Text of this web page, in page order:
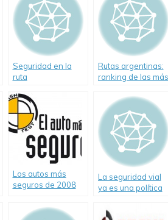
Seguridad en la
ruta
Rutas argentinas:
ranking de las más
Los autos más
seguros de 2008
La seguridad vial
ya es una política
Argentina